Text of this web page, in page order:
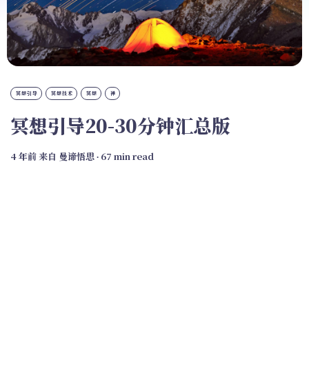
冥想引导 冥想技术 冥想 禅
冥想引导20-30分钟汇总版
4 年前来自 曼谛悟思∙ 67 min read